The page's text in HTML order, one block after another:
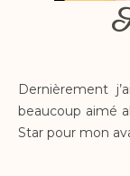
Dernièrement
beaucoup aimé
Star pour mon